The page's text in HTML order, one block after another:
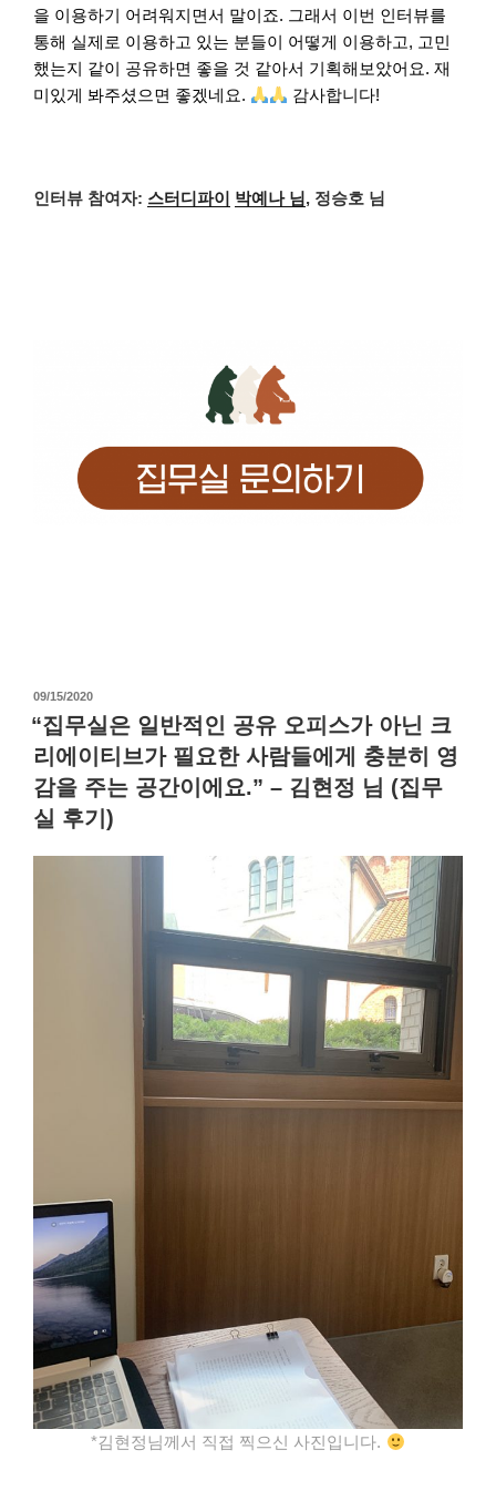
을 이용하기 어려워지면서 말이죠. 그래서 이번 인터뷰를
통해 실제로 이용하고 있는 분들이 어떻게 이용하고, 고민
했는지 같이 공유하면 좋을 것 같아서 기획해보았어요. 재
미있게 봐주셨으면 좋겠네요.
감사합니다!
인터뷰 참여자: 스터디파이 박예나 님 , 정승호 님
09/15/2020
“집무실은 일반적인 공유 오피스가 아닌 크
리에이티브가 필요한 사람들에게 충분히 영
감을 주는 공간이에요.” – 김현정 님 (집무
실 후기)
*김현정님께서 직접 찍으신 사진입니다.